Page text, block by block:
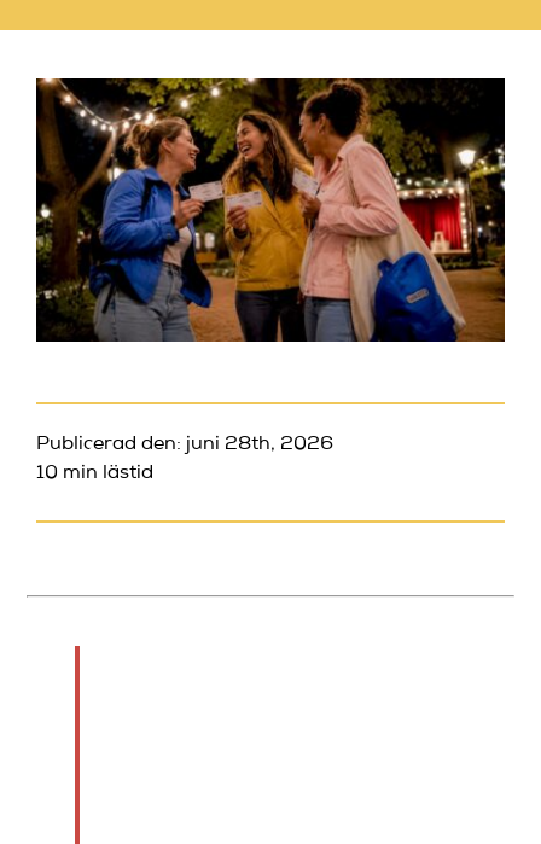
Vanliga frågor
Mitt konto
Publicerad den: juni 28th, 2026
10 min lästid